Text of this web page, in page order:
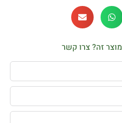
זה? צרו קשר